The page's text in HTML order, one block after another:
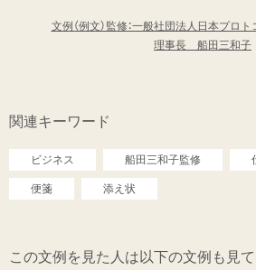
文例（例文）監修：一般社団法人日本プロ
理事長 船田三和子
関連キーワード
ビジネス 船田三和子監修
便箋 添え状
この文例を見た人は以下の文例も見